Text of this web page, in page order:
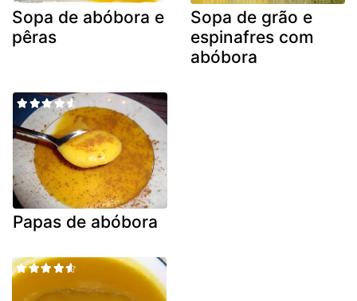
Sopa de abóbora e
pêras
Sopa de grão e
espinafres com
abóbora
Papas de abóbora